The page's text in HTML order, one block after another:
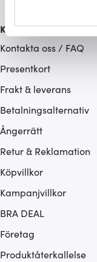
Du kan ändra
Vi använder
ska anpassas
hemsidan ännu
som du vill dela
Kundservice
Kontakta oss / FAQ
Presentkort
Frakt & leverans
Betalningsalternativ
Ångerrätt
Retur & Reklamation
Köpvillkor
Kampanjvillkor
BRA DEAL
Företag
Produktåterkallelse